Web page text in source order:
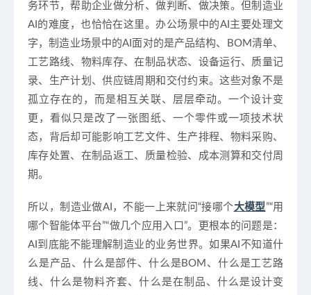
务环节，帮助企业做分析、做判断、做决策。但制造业
AI的难度，也恰恰在这里。办公场景中的AI主要处理文
字，制造业场景中的AI面对的是产品结构、BOM清单、
工艺路线、物料库存、在制品状态、设备运行、质量记
录、生产计划、供应链周期和交付约束。这些对象不是
孤立存在的，而是相互关联、层层牵动。一个设计变
更，看似只是改了一张图纸、一个零件或一项技术状
态，背后却可能影响工艺文件、生产排程、物料采购、
库存处置、在制品返工、质量检验、成本测算和交付周
期。
所以，制造业做AI，不能一上来就问“接哪个大模型”“用
哪个智能体平台”“做几个应用入口”。更根本的问题是：
AI到底能不能理解制造业的业务世界。如果AI不知道什
么是产品、什么是部件、什么是BOM、什么是工艺路
线、什么是物料齐套、什么是在制品、什么是设计变